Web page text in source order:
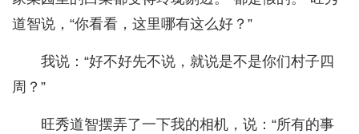
道智说，“你看看，这里哪有这么好？”
我说：“好不好先不说，就说是不是你们村子四
周？”
旺秀道智摆弄了一下我的相机，说：“所有的事